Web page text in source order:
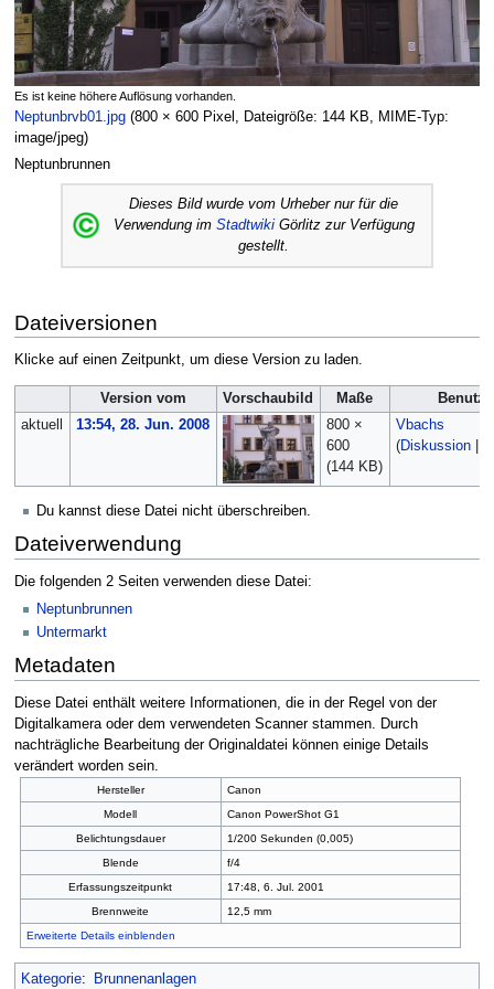
Es ist keine höhere Auflösung vorhanden.
Neptunbrvb01.jpg‎ (800 × 600 Pixel, Dateigröße: 144 KB, MIME-Typ:
image/jpeg)
Neptunbrunnen
Dieses Bild wurde vom Urheber nur für die
Verwendung im StadtwikiGörlitz zur Verfügung
gestellt.
Dateiversionen
Klicke auf einen Zeitpunkt, um diese Version zu laden.
Version vom Vorschaubild Maße
aktuell
13:54, 28. Jun. 2008
800 ×
600
(144 KB)
Vbachs
(Diskussion|
Du kannst diese Datei nicht überschreiben.
Dateiverwendung
Die folgenden 2 Seiten verwenden diese Datei:
Neptunbrunnen
Untermarkt
Metadaten
Diese Datei enthält weitere Informationen, die in der Regel von der
Digitalkamera oder dem verwendeten Scanner stammen. Durch
nachträgliche Bearbeitung der Originaldatei können einige Details
verändert worden sein.
Hersteller
Canon
Modell
Canon PowerShot G1
Belichtungsdauer
1/200 Sekunden (0,005)
Blende
f/4
Erfassungszeitpunkt
17:48, 6. Jul. 2001
Brennweite
12,5 mm
Erweiterte Details einblenden
Kategorie: Brunnenanlagen